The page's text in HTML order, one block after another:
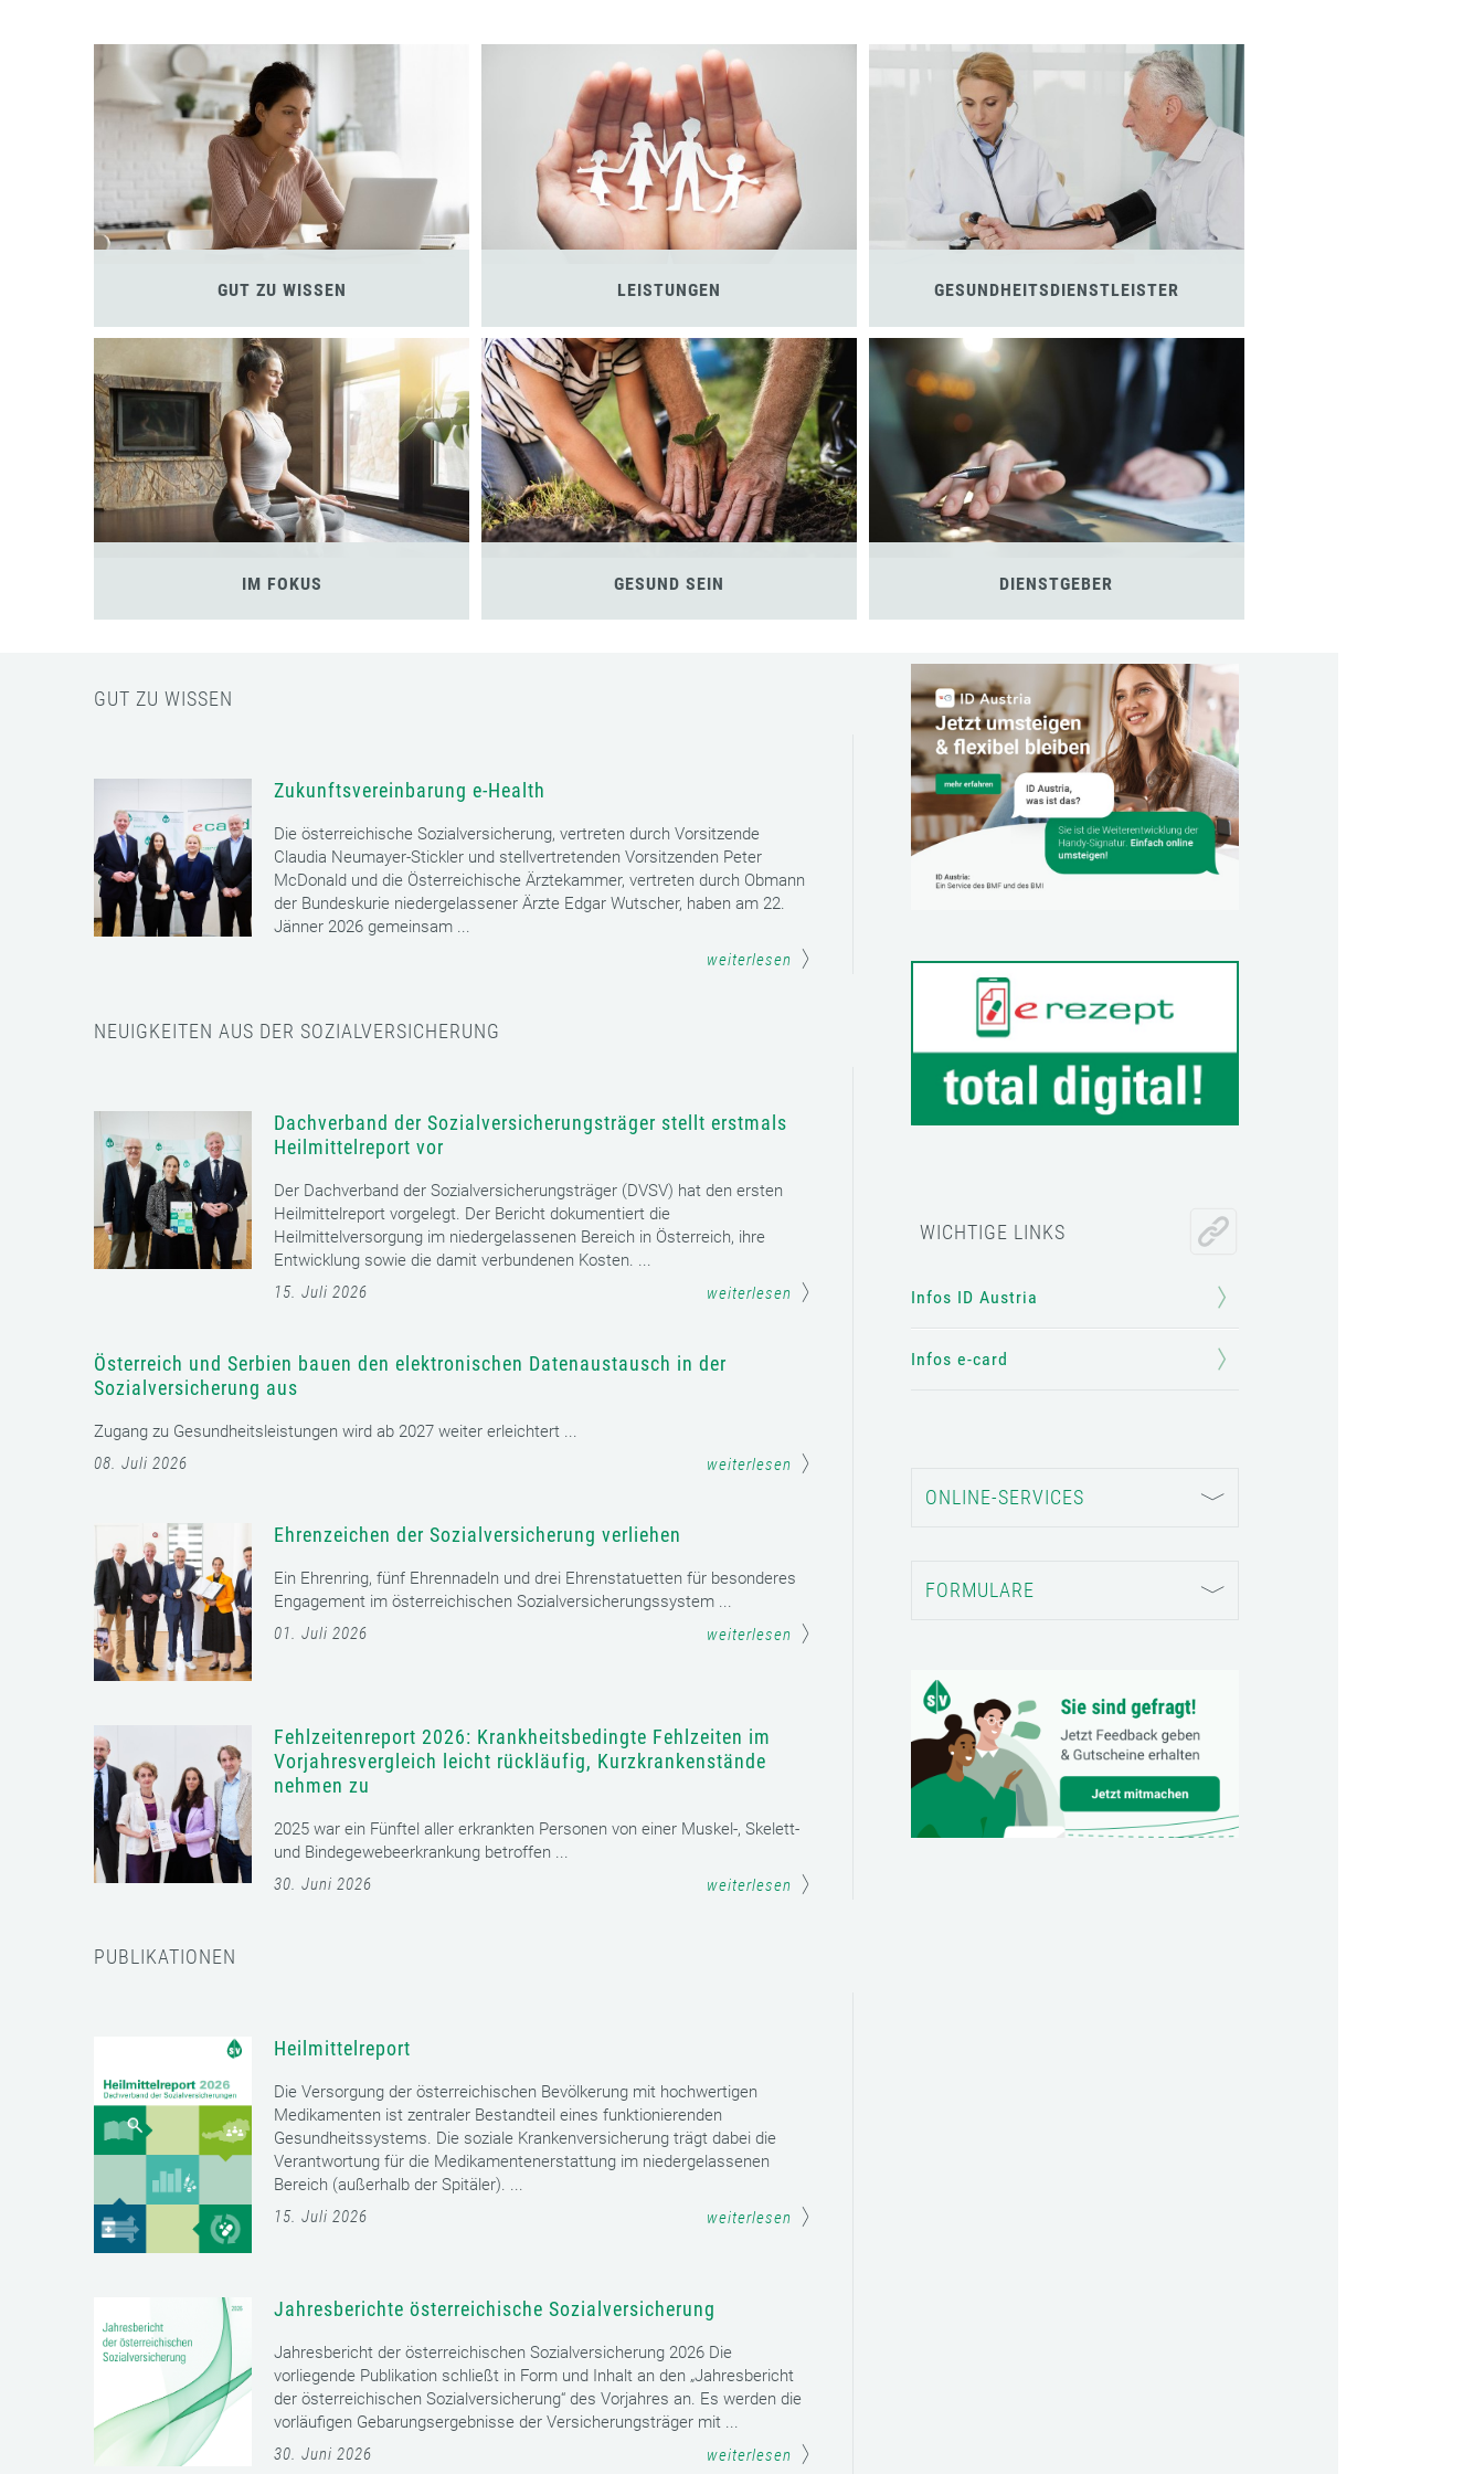
GUT ZU WISSEN LEISTUNGEN GESUNDHEITSDIENSTLEISTER
IM FOKUS GESUND SEIN DIENSTGEBER
WICHTIGE LINKS
Infos ID Austria
Infos e-card
ONLINE-SERVICES
FORMULARE
GUT ZU WISSEN
Zukunftsvereinbarung e-Health
Die österreichische Sozialversicherung, vertreten durch Vorsitzende
Claudia Neumayer-Stickler und stellvertretenden Vorsitzenden Peter
McDonald und die Österreichische Ärztekammer, vertreten durch Obmann
der Bundeskurie niedergelassener Ärzte Edgar Wutscher, haben am 22.
Jänner 2026 gemeinsam ...
weiterlesen
NEUIGKEITEN AUS DER SOZIALVERSICHERUNG
Dachverband der Sozialversicherungsträger stellt erstmals
Heilmittelreport vor
Der Dachverband der Sozialversicherungsträger (DVSV) hat den ersten
Heilmittelreport vorgelegt. Der Bericht dokumentiert die
Heilmittelversorgung im niedergelassenen Bereich in Österreich, ihre
Entwicklung sowie die damit verbundenen Kosten. ...
15. Juli 2026
weiterlesen
Österreich und Serbien bauen den elektronischen Datenaustausch in der
Sozialversicherung aus
Zugang zu Gesundheitsleistungen wird ab 2027 weiter erleichtert ...
08. Juli 2026
weiterlesen
Ehrenzeichen der Sozialversicherung verliehen
Ein Ehrenring, fünf Ehrennadeln und drei Ehrenstatuetten für besonderes
Engagement im österreichischen Sozialversicherungssystem ...
01. Juli 2026
weiterlesen
Fehlzeitenreport 2026: Krankheitsbedingte Fehlzeiten im
Vorjahresvergleich leicht rückläufig, Kurzkrankenstände
nehmen zu
2025 war ein Fünftel aller erkrankten Personen von einer Muskel-, Skelett-
und Bindegewebeerkrankung betroffen ...
30. Juni 2026
weiterlesen
PUBLIKATIONEN
Heilmittelreport
Die Versorgung der österreichischen Bevölkerung mit hochwertigen
Medikamenten ist zentraler Bestandteil eines funktionierenden
Gesundheitssystems. Die soziale Krankenversicherung trägt dabei die
Verantwortung für die Medikamentenerstattung im niedergelassenen
Bereich (außerhalb der Spitäler). ...
15. Juli 2026
weiterlesen
Jahresberichte österreichische Sozialversicherung
Jahresbericht der österreichischen Sozialversicherung 2026 Die
vorliegende Publikation schließt in Form und Inhalt an den „Jahresbericht
der österreichischen Sozialversicherung“ des Vorjahres an. Es werden die
vorläufigen Gebarungsergebnisse der Versicherungsträger mit ...
30. Juni 2026
weiterlesen